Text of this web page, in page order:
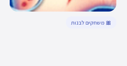
🎀 משחקים לבנות